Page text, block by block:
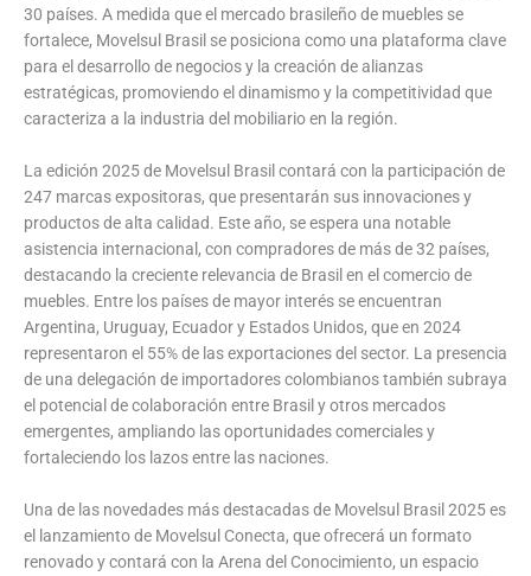
30 países. A medida que el mercado brasileño de muebles se
fortalece, Movelsul Brasil se posiciona como una plataforma clave
para el desarrollo de negocios y la creación de alianzas
estratégicas, promoviendo el dinamismo y la competitividad que
caracteriza a la industria del mobiliario en la región.
La edición 2025 de Movelsul Brasil contará con la participación de
247 marcas expositoras, que presentarán sus innovaciones y
productos de alta calidad. Este año, se espera una notable
asistencia internacional, con compradores de más de 32 países,
destacando la creciente relevancia de Brasil en el comercio de
muebles. Entre los países de mayor interés se encuentran
Argentina, Uruguay, Ecuador y Estados Unidos, que en 2024
representaron el 55% de las exportaciones del sector. La presencia
de una delegación de importadores colombianos también subraya
el potencial de colaboración entre Brasil y otros mercados
emergentes, ampliando las oportunidades comerciales y
fortaleciendo los lazos entre las naciones.
Una de las novedades más destacadas de Movelsul Brasil 2025 es
el lanzamiento de Movelsul Conecta, que ofrecerá un formato
renovado y contará con la Arena del Conocimiento, un espacio